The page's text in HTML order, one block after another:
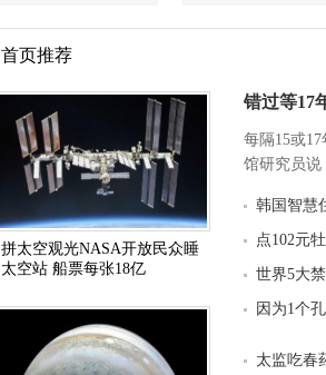
首页推荐
拼太空观光NASA开放民众睡
太空站 船票每张18亿
错过等17
每隔15或
馆研究员说
韩国智慧
点102元
世界5大
因为1个
太监吃春